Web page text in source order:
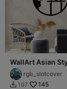
WallArt Asian
rgb_slotcover
 197 145